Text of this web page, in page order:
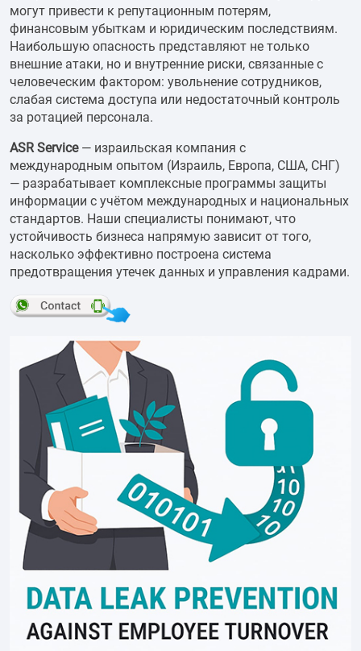
могут привести к репутационным потерям,
финансовым убыткам и юридическим последствиям.
Наибольшую опасность представляют не только
внешние атаки, но и внутренние риски, связанные с
человеческим фактором: увольнение сотрудников,
слабая система доступа или недостаточный контроль
за ротацией персонала.
ASR Service— израильская компания с
международным опытом (Израиль, Европа, США, СНГ)
— разрабатывает комплексные программы защиты
информации с учётом международных и национальных
стандартов. Наши специалисты понимают, что
устойчивость бизнеса напрямую зависит от того,
насколько эффективно построена система
предотвращения утечек данных и управления кадрами.